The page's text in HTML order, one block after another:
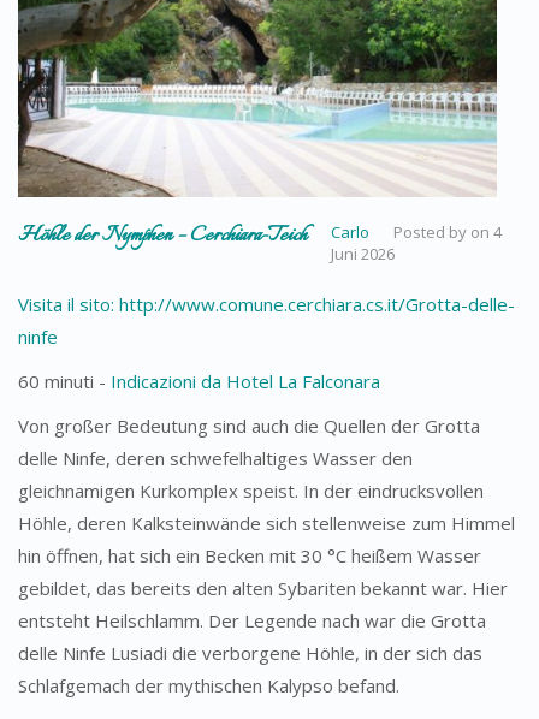
Höhle der Nymphen – Cerchiara-Teich Posted by
Carlo on 4
Juni 2026
Visita il sito: http://www.comune.cerchiara.cs.it/Grotta-delle-
ninfe
60 minuti - Indicazioni da Hotel La Falconara
Von großer Bedeutung sind auch die Quellen der Grotta
delle Ninfe, deren schwefelhaltiges Wasser den
gleichnamigen Kurkomplex speist. In der eindrucksvollen
Höhle, deren Kalksteinwände sich stellenweise zum Himmel
hin öffnen, hat sich ein Becken mit 30 °C heißem Wasser
gebildet, das bereits den alten Sybariten bekannt war. Hier
entsteht Heilschlamm. Der Legende nach war die Grotta
delle Ninfe Lusiadi die verborgene Höhle, in der sich das
Schlafgemach der mythischen Kalypso befand.